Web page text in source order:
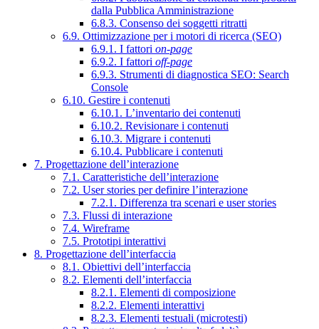
dalla Pubblica Amministrazione
6.8.3. Consenso dei soggetti ritratti
6.9. Ottimizzazione per i motori di ricerca (SEO)
6.9.1. I fattori on-page
6.9.2. I fattori off-page
6.9.3. Strumenti di diagnostica SEO: Search
Console
6.10. Gestire i contenuti
6.10.1. L’inventario dei contenuti
6.10.2. Revisionare i contenuti
6.10.3. Migrare i contenuti
6.10.4. Pubblicare i contenuti
7. Progettazione dell’interazione
7.1. Caratteristiche dell’interazione
7.2. User stories per definire l’interazione
7.2.1. Differenza tra scenari e user stories
7.3. Flussi di interazione
7.4. Wireframe
7.5. Prototipi interattivi
8. Progettazione dell’interfaccia
8.1. Obiettivi dell’interfaccia
8.2. Elementi dell’interfaccia
8.2.1. Elementi di composizione
8.2.2. Elementi interattivi
8.2.3. Elementi testuali (microtesti)